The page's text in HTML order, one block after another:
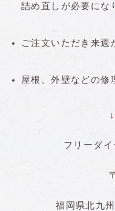
詰め直しが必要にな
ご注文いただき来週
屋根、外壁などの修
フリーダ
福岡県北九